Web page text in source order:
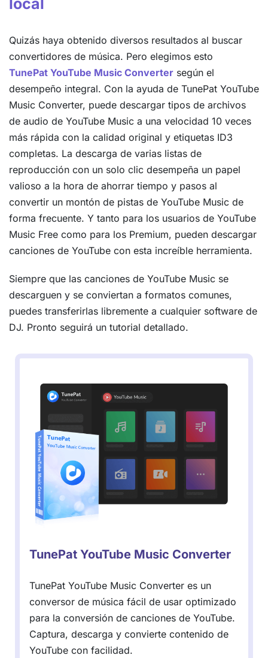
local
Quizás haya obtenido diversos resultados al buscar
convertidores de música. Pero elegimos esto
TunePat YouTube Music Converter según el
desempeño integral. Con la ayuda de TunePat YouTube
Music Converter, puede descargar tipos de archivos
de audio de YouTube Music a una velocidad 10 veces
más rápida con la calidad original y etiquetas ID3
completas. La descarga de varias listas de
reproducción con un solo clic desempeña un papel
valioso a la hora de ahorrar tiempo y pasos al
convertir un montón de pistas de YouTube Music de
forma frecuente. Y tanto para los usuarios de YouTube
Music Free como para los Premium, pueden descargar
canciones de YouTube con esta increíble herramienta.
Siempre que las canciones de YouTube Music se
descarguen y se conviertan a formatos comunes,
puedes transferirlas libremente a cualquier software de
DJ. Pronto seguirá un tutorial detallado.
TunePat YouTube Music Converter
TunePat YouTube Music Converter es un
conversor de música fácil de usar optimizado
para la conversión de canciones de YouTube.
Captura, descarga y convierte contenido de
YouTube con facilidad.